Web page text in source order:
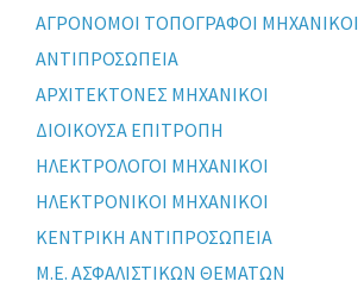
ΑΓΡΟΝΟΜΟΙ ΤΟΠΟΓΡΑΦΟΙ ΜΗΧΑΝΙΚΟΙ
ΑΝΤΙΠΡΟΣΩΠΕΙΑ
ΑΡΧΙΤΕΚΤΟΝΕΣ ΜΗΧΑΝΙΚΟΙ
ΔΙΟΙΚΟΥΣΑ ΕΠΙΤΡΟΠΗ
ΗΛΕΚΤΡΟΛΟΓΟΙ ΜΗΧΑΝΙΚΟΙ
ΗΛΕΚΤΡΟΝΙΚΟΙ ΜΗΧΑΝΙΚΟΙ
ΚΕΝΤΡΙΚΗ ΑΝΤΙΠΡΟΣΩΠΕΙΑ
Μ.Ε. ΑΣΦΑΛΙΣΤΙΚΩΝ ΘΕΜΑΤΩΝ